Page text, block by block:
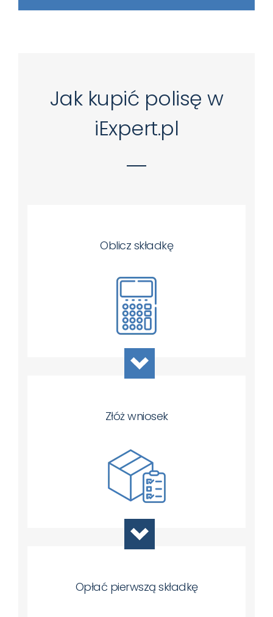
Jak kupić polisę w
iExpert.pl
Oblicz składkę
Złóż wniosek
Opłać pierwszą składkę